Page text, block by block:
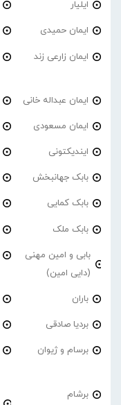
ایلیار
ایمان حمیدی
ایمان زارعی زند
ایمان عبداله خانی
ایمان مسعودی
ایندیکتونی
بابک جهانبخش
بابک کمایی
بابک ملک
بابی و امین مهنی
(دایی امین)
باران
بردیا صادقی
برسام و ژیوان
برشام